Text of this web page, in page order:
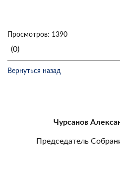
Просмотров: 1390
(0)
Вернуться назад
Чурсанов
Председатель